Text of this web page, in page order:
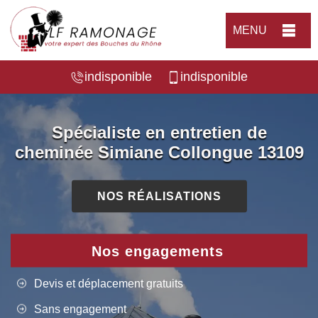
MENU
indisponible indisponible
Spécialiste en entretien de
cheminée Simiane Collongue 13109
NOS RÉALISATIONS
Nos engagements
Devis et déplacement gratuits
Sans engagement